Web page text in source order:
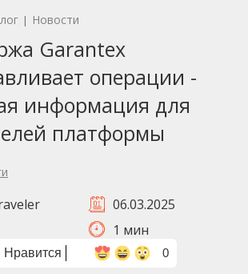
| Новости
Garantex
операции -
информация для
платформы
06.03.2025
1 мин
Нравится 0